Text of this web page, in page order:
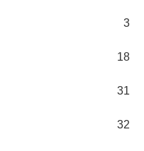
3
18
31
32